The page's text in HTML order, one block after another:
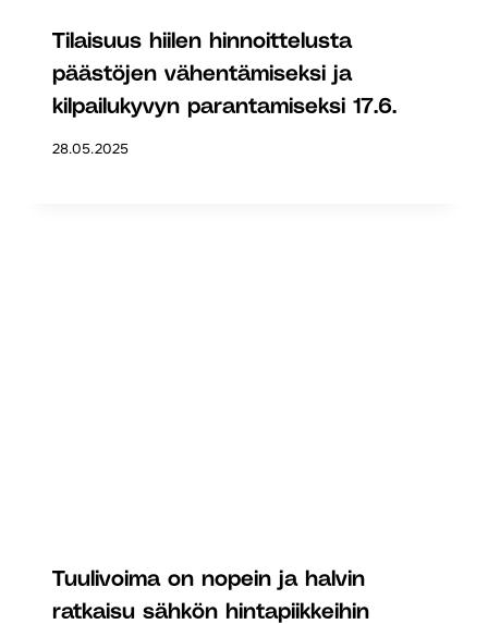
Tilaisuus hiilen hinnoittelusta
päästöjen vähentämiseksi ja
kilpailukyvyn parantamiseksi 17.6.
28.05.2025
Tuulivoima on nopein ja halvin
ratkaisu sähkön hintapiikkeihin